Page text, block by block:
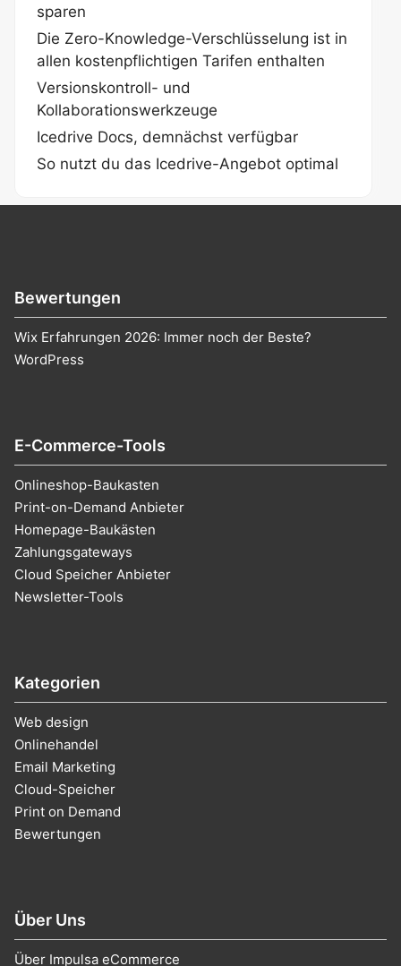
sparen
Die Zero-Knowledge-Verschlüsselung ist in
allen kostenpflichtigen Tarifen enthalten
Versionskontroll- und
Kollaborationswerkzeuge
Icedrive Docs, demnächst verfügbar
So nutzt du das Icedrive-Angebot optimal
Über Uns
Über Impulsa eCommerce
Kategorien
Web design
Onlinehandel
Email Marketing
Cloud-Speicher
Print on Demand
Bewertungen
E-Commerce-Tools
Onlineshop-Baukasten
Print-on-Demand Anbieter
Homepage-Baukästen
Zahlungsgateways
Cloud Speicher Anbieter
Newsletter-Tools
Bewertungen
Wix Erfahrungen 2026: Immer noch der Beste?
WordPress